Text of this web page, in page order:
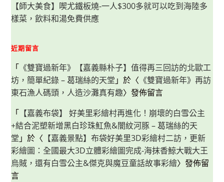
【師大美食】喫尤鐵板燒-一人$300多就可以吃到海陸多
樣菜，飲料和湯免費供應
近期留言
「 《雙寶過新年》【嘉義縣朴子】值得再三回訪的北歐工
坊，簡單紀錄 – 葛瑞絲的天堂 」於〈 《雙寶過新年》再訪
東石漁人碼頭，人造沙灘真有趣〉發佈留言
「 【嘉義布袋】 好美里彩繪村再進化！崩壞的白雪公主
+結合泥塑新增黑白珍珠魟魚&闇紋河豚 – 葛瑞絲的天
堂 」於〈 【嘉義景點】布袋好美里3D彩繪村二訪，更新
彩繪圖：全國最大3D立體彩繪圖完成-海抹香鯨大戰大王
烏賊，還有白雪公主&傑克與魔豆童話故事彩繪〉發佈留
言